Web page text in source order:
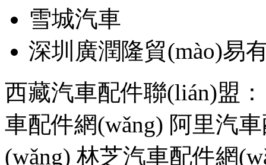
雪城汽車
深圳廣潤隆貿(mào)易
西藏汽車配件聯(lián)盟
車配件網(wǎng) 阿里汽
(wǎng) 林芝汽車配件網